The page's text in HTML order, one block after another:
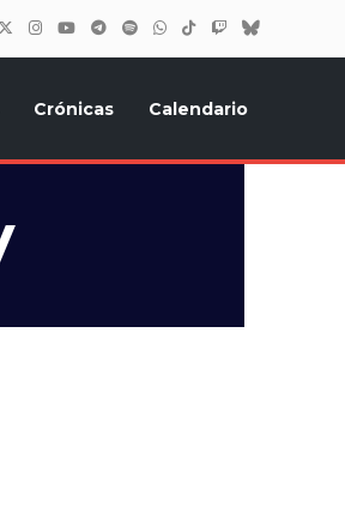
Crónicas Calendario